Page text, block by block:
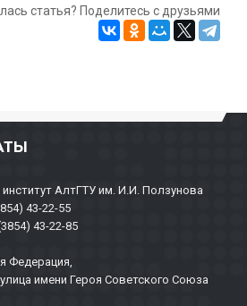
статья? Поделитесь с друзьями
институт АлтГТУ им. И.И. Ползунова
43-22-55
43-22-85
Федерация,
имени Героя Советского Союза